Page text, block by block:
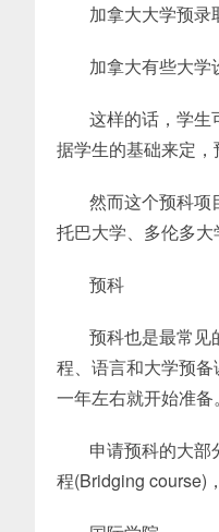
加拿大大学预录
加拿大有些大学
这样的话，学生
据学生的基础来定
然而这个预科项
托巴大学、多伦多大
预科
预科也是最常见
程、语言和大学预
一年左右就开始准备。
申请预科的大
程(Bridging course)